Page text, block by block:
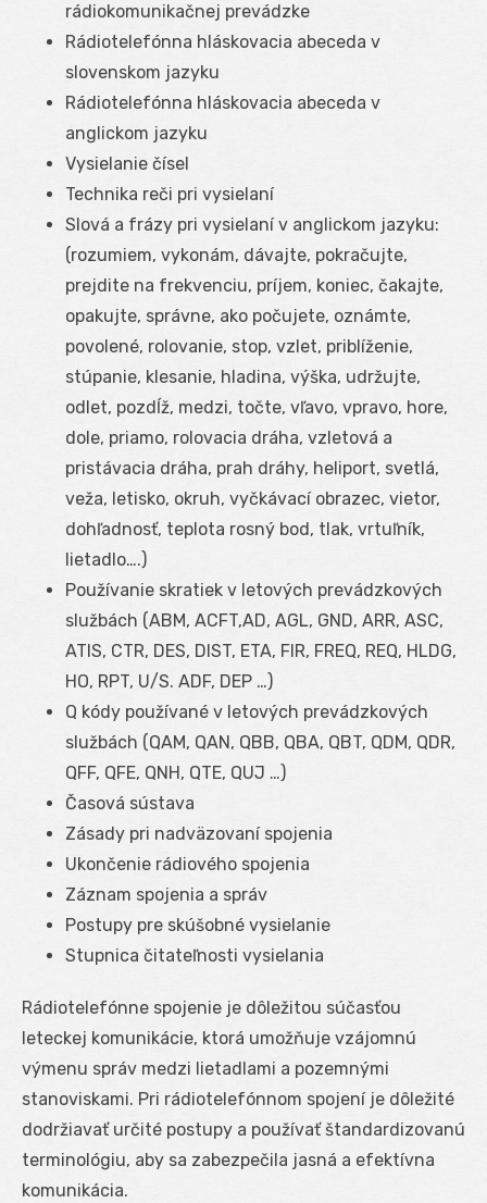
rádiokomunikačnej prevádzke
Rádiotelefónna hláskovacia abeceda v
slovenskom jazyku
Rádiotelefónna hláskovacia abeceda v
anglickom jazyku
Vysielanie čísel
Technika reči pri vysielaní
Slová a frázy pri vysielaní v anglickom jazyku:
(rozumiem, vykonám, dávajte, pokračujte,
prejdite na frekvenciu, príjem, koniec, čakajte,
opakujte, správne, ako počujete, oznámte,
povolené, rolovanie, stop, vzlet, priblíženie,
stúpanie, klesanie, hladina, výška, udržujte,
odlet, pozdĺž, medzi, točte, vľavo, vpravo, hore,
dole, priamo, rolovacia dráha, vzletová a
pristávacia dráha, prah dráhy, heliport, svetlá,
veža, letisko, okruh, vyčkávací obrazec, vietor,
dohľadnosť, teplota rosný bod, tlak, vrtuľník,
lietadlo….)
Používanie skratiek v letových prevádzkových
službách (ABM, ACFT,AD, AGL, GND, ARR, ASC,
ATIS, CTR, DES, DIST, ETA, FIR, FREQ, REQ, HLDG,
HO, RPT, U/S. ADF, DEP …)
Q kódy používané v letových prevádzkových
službách (QAM, QAN, QBB, QBA, QBT, QDM, QDR,
QFF, QFE, QNH, QTE, QUJ …)
Časová sústava
Zásady pri nadväzovaní spojenia
Ukončenie rádiového spojenia
Záznam spojenia a správ
Postupy pre skúšobné vysielanie
Stupnica čitateľnosti vysielania
Rádiotelefónne spojenie je dôležitou súčasťou
leteckej komunikácie, ktorá umožňuje vzájomnú
výmenu správ medzi lietadlami a pozemnými
stanoviskami. Pri rádiotelefónnom spojení je dôležité
dodržiavať určité postupy a používať štandardizovanú
terminológiu, aby sa zabezpečila jasná a efektívna
komunikácia.